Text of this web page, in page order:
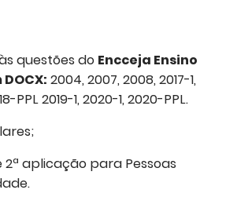
questões do Encceja Ensino
2004, 2007, 2008, 2017-1,
PPL 2019-1, 2020-1, 2020-PPL.
2ª aplicação para Pessoas